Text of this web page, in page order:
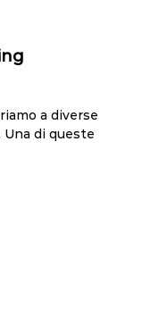
a diverse
di queste